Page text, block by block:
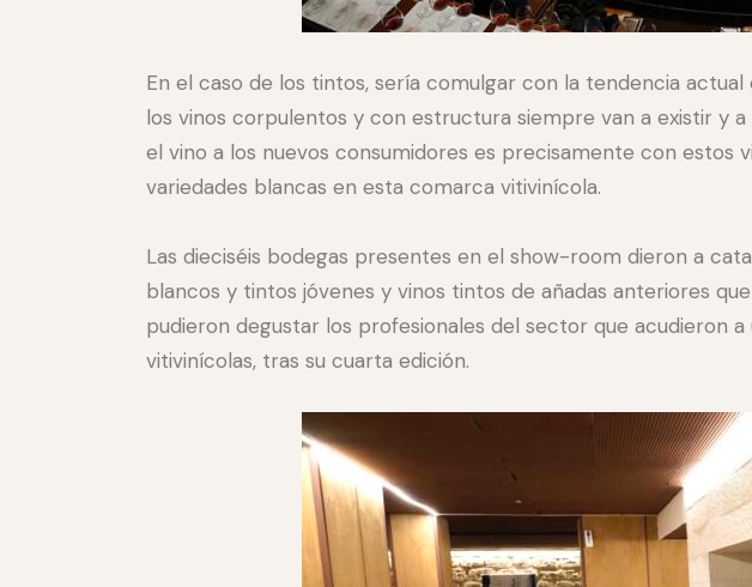
En el caso de los tintos, sería comulgar con la tendencia
los vinos corpulentos y con estructura siempre van a existir y
el vino a los nuevos consumidores es precisamente con estos
variedades blancas en esta comarca vitivinícola.
Las dieciséis bodegas presentes en el show-room dieron a
blancos y tintos jóvenes y vinos tintos de añadas anteriores
pudieron degustar los profesionales del sector que acudieron
vitivinícolas, tras su cuarta edición.